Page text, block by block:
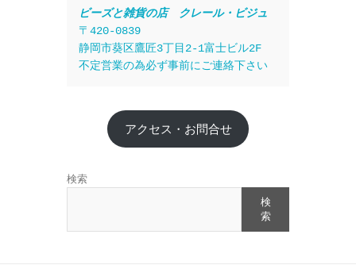
ビーズと雑貨の店　クレール・ビジュ
〒420-0839
静岡市葵区鷹匠3丁目2-1富士ビル2F
不定営業の為必ず事前にご連絡下さい
アクセス・お問合せ
検索
検
索